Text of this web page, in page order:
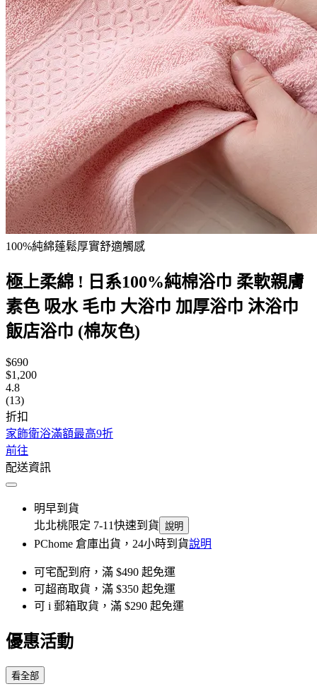
100%純綿蓬鬆厚實舒適觸感
極上柔綿 ! 日系100%純棉浴巾 柔軟親膚
素色 吸水 毛巾 大浴巾 加厚浴巾 沐浴巾
飯店浴巾 (棉灰色)
$690
$1,200
4.8
(13)
折扣
家飾衛浴滿額最高9折
前往
配送資訊
明早到貨
北北桃限定 7-11快速到貨 說明
PChome 倉庫出貨，24小時到貨說明
可宅配到府，滿 $490 起免運
可超商取貨，滿 $350 起免運
可 i 郵箱取貨，滿 $290 起免運
優惠活動
看全部